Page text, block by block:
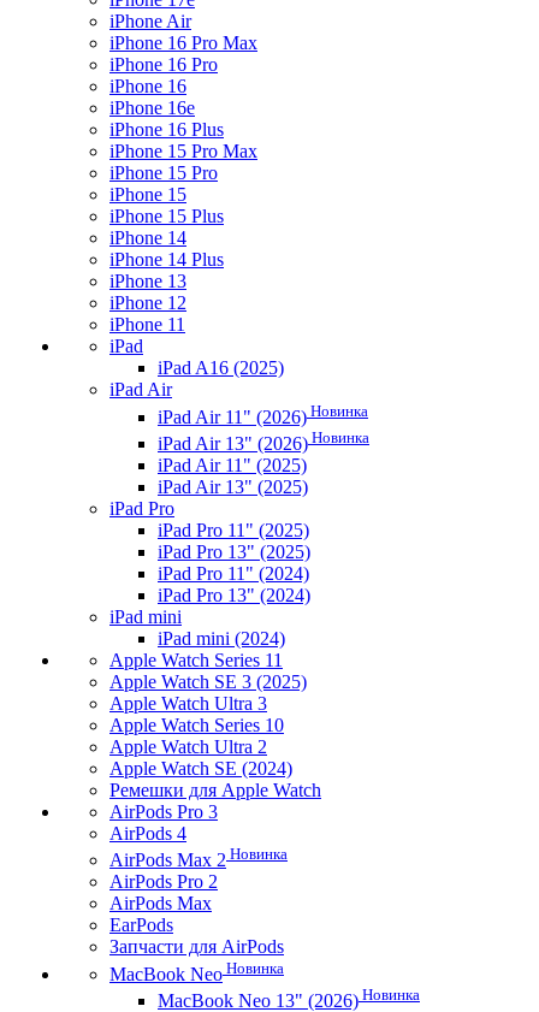
iPhone Air
iPhone 16 Pro Max
iPhone 16 Pro
iPhone 16
iPhone 16e
iPhone 16 Plus
iPhone 15 Pro Max
iPhone 15 Pro
iPhone 15
iPhone 15 Plus
iPhone 14
iPhone 14 Plus
iPhone 13
iPhone 12
iPhone 11
iPad
iPad A16 (2025)
iPad Air
iPad Air 11" (2026) Новинка
iPad Air 13" (2026) Новинка
iPad Air 11" (2025)
iPad Air 13" (2025)
iPad Pro
iPad Pro 11" (2025)
iPad Pro 13" (2025)
iPad Pro 11" (2024)
iPad Pro 13" (2024)
iPad mini
iPad mini (2024)
Apple Watch Series 11
Apple Watch SE 3 (2025)
Apple Watch Ultra 3
Apple Watch Series 10
Apple Watch Ultra 2
Apple Watch SE (2024)
Ремешки для Apple Watch
AirPods Pro 3
AirPods 4
AirPods Max 2 Новинка
AirPods Pro 2
AirPods Max
EarPods
Запчасти для AirPods
MacBook Neo Новинка
MacBook Neo 13" (2026) Новинка